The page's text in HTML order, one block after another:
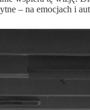
– na emocjach i